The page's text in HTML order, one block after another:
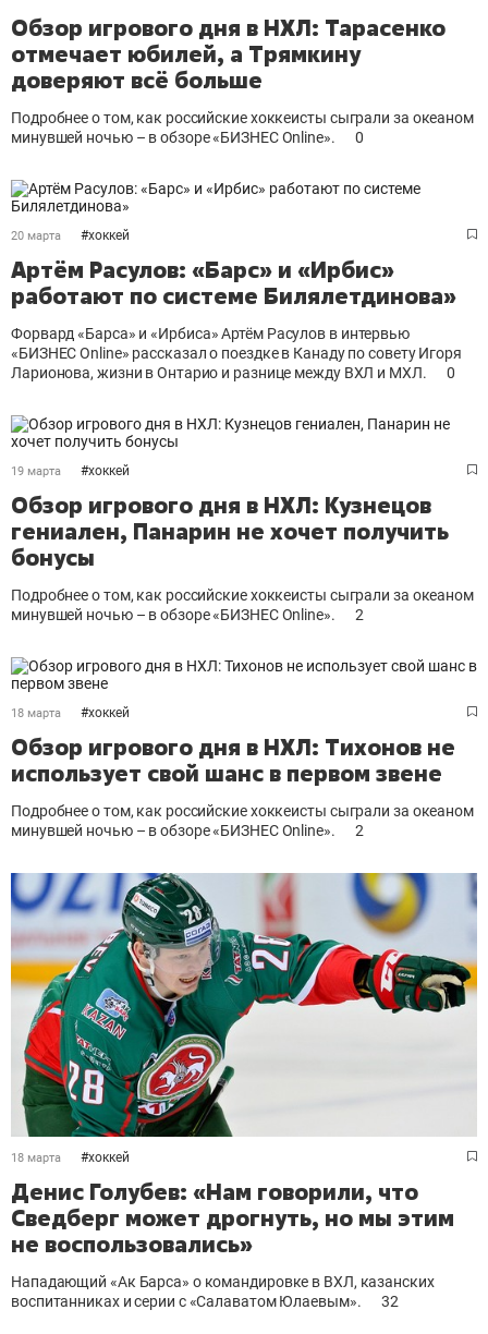
Обзор игрового дня в НХЛ: Тарасенко
отмечает юбилей, а Трямкину
доверяют всё больше
Подробнее о том, как российские хоккеисты сыграли за океаном
минувшей ночью – в обзоре «БИЗНЕС Online».
0
20 марта #хоккей
Артём Расулов: «Барс» и «Ирбис»
работают по системе Билялетдинова»
Форвард «Барса» и «Ирбиса»Артём Расулов в интервью
«БИЗНЕС Online» рассказал о поездке в Канаду по совету Игоря
Ларионова, жизни в Онтарио и разнице между ВХЛ и МХЛ. 0
19 марта #хоккей
Обзор игрового дня в НХЛ: Кузнецов
гениален, Панарин не хочет получить
бонусы
Подробнее о том, как российские хоккеисты сыграли за океаном
минувшей ночью – в обзоре «БИЗНЕС Online».
2
18 марта #хоккей
Обзор игрового дня в НХЛ: Тихонов не
использует свой шанс в первом звене
Подробнее о том, как российские хоккеисты сыграли за океаном
минувшей ночью – в обзоре «БИЗНЕС Online».
2
18 марта #хоккей
Денис Голубев: «Нам говорили, что
Сведберг может дрогнуть, но мы этим
не воспользовались»
Нападающий «Ак Барса» о командировке в ВХЛ, казанских
воспитанниках и серии с «Салаватом Юлаевым».
32